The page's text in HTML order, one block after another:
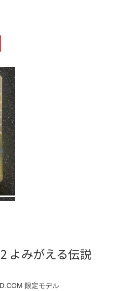
よみがえる伝説
限定モデル